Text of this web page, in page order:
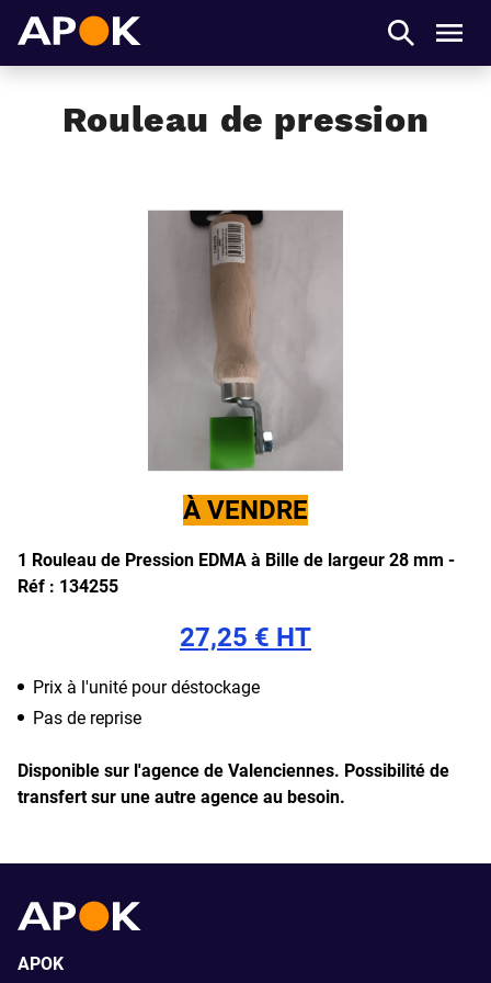
Rouleau de pression
À VENDRE
1 Rouleau de Pression EDMA à Bille de largeur 28 mm -
Réf : 134255
27,25 € HT
Prix à l'unité pour déstockage
Pas de reprise
Disponible sur l'agence de Valenciennes. Possibilité de
transfert sur une autre agence au besoin.
APOK